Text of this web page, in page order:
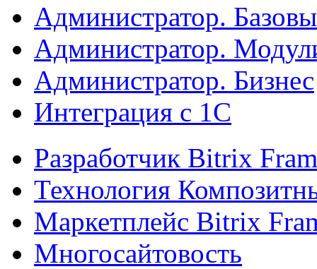
Администратор.
Администратор.
Администратор. Бизнес
Интеграция с 1С
Разработчик Bitrix
Технология
Маркетплейс Bitrix
Многосайтовость